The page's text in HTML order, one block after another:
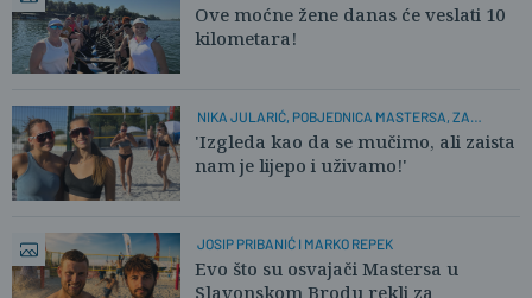
Ove moćne žene danas će veslati 10
kilometara!
NIKA JULARIĆ, POBJEDNICA MASTERSA, ZA
PLUSPORTAL:
'Izgleda kao da se mučimo, ali zaista
nam je lijepo i uživamo!'
JOSIP PRIBANIĆ I MARKO REPEK
Evo što su osvajači Mastersa u
Slavonskom Brodu rekli za